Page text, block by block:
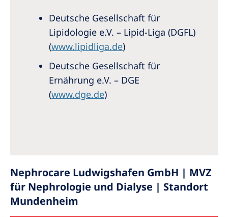
Deutsche Gesellschaft für
Lipidologie e.V. – Lipid-Liga (DGFL)
(www.lipidliga.de)
Deutsche Gesellschaft für
Ernährung e.V. – DGE
(www.dge.de)
Nephrocare Ludwigshafen GmbH | MVZ
für Nephrologie und Dialyse | Standort
Mundenheim